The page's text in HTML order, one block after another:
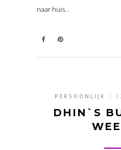
naar huis…
PERSOONLIJK /
DHIN`S